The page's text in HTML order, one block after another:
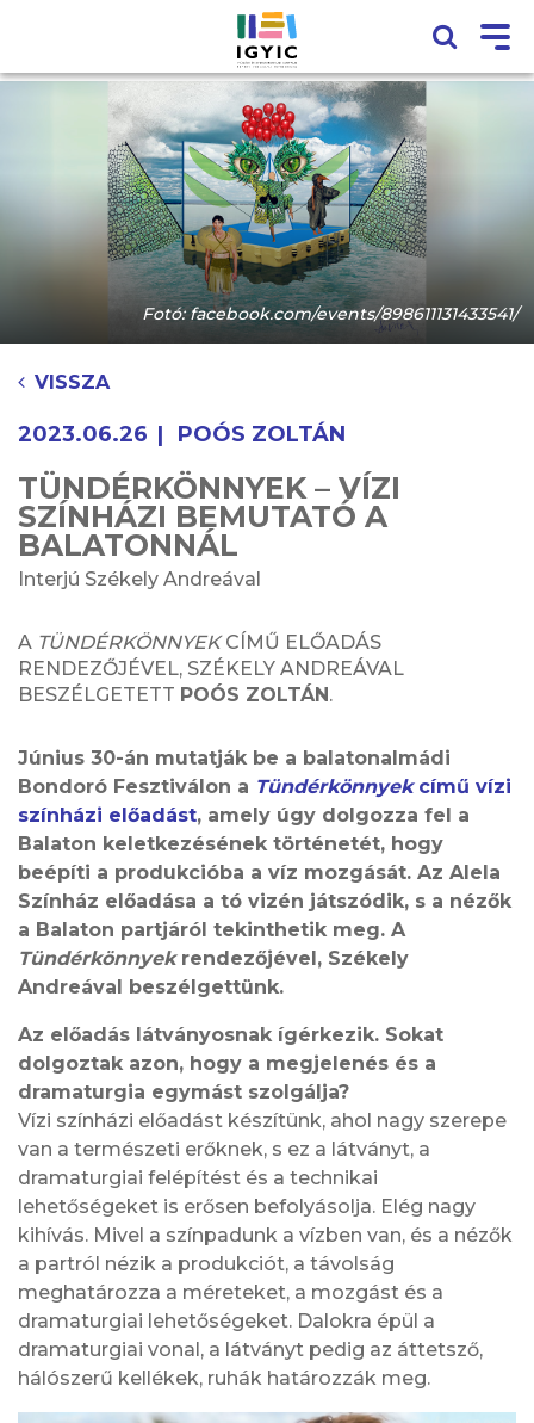
Fotó: facebook.com/events/898611131433541/
VISSZA
2023.06.26 POÓS ZOLTÁN
TÜNDÉRKÖNNYEK – VÍZI
SZÍNHÁZI BEMUTATÓ A
BALATONNÁL
Interjú Székely Andreával
A TÜNDÉRKÖNNYEKCÍMŰ ELŐADÁS
RENDEZŐJÉVEL, SZÉKELY ANDREÁVAL
BESZÉLGETETT POÓS ZOLTÁN.
Június 30-án mutatják be a balatonalmádi
Bondoró Fesztiválon a Tündérkönnyek című vízi
színházi előadást, amely úgy dolgozza fel a
Balaton keletkezésének történetét, hogy
beépíti a produkcióba a víz mozgását. Az Alela
Színház előadása a tó vizén játszódik, s a nézők
a Balaton partjáról tekinthetik meg. A
Tündérkönnyek rendezőjével, Székely
Andreával beszélgettünk.
Az előadás látványosnak ígérkezik. Sokat
dolgoztak azon, hogy a megjelenés és a
dramaturgia egymást szolgálja?
Vízi színházi előadást készítünk, ahol nagy szerepe
van a természeti erőknek, s ez a látványt, a
dramaturgiai felépítést és a technikai
lehetőségeket is erősen befolyásolja. Elég nagy
kihívás. Mivel a színpadunk a vízben van, és a nézők
a partról nézik a produkciót, a távolság
meghatározza a méreteket, a mozgást és a
dramaturgiai lehetőségeket. Dalokra épül a
dramaturgiai vonal, a látványt pedig az áttetsző,
hálószerű kellékek, ruhák határozzák meg.